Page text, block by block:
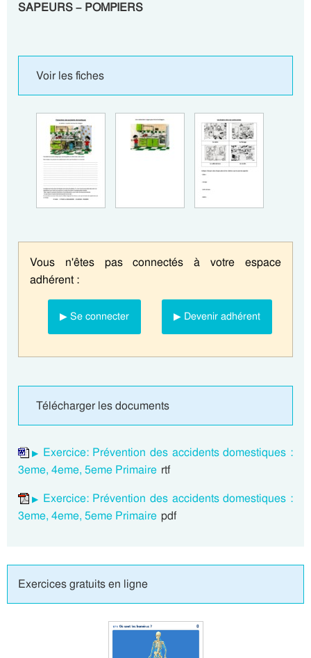
SAPEURS – POMPIERS
Voir les fiches
Vous n'êtes pas connectés à votre espace
adhérent :
▶ Se connecter ▶ Devenir adhérent
Télécharger les documents
Exercice: Prévention des accidents domestiques :
3eme, 4eme, 5eme Primaire rtf
Exercice: Prévention des accidents domestiques :
3eme, 4eme, 5eme Primaire pdf
Exercices gratuits en ligne